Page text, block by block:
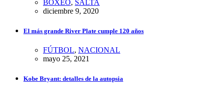
BOXEO, SALTA
diciembre 9, 2020
El más grande River Plate cumple 120 años
FÚTBOL, NACIONAL
mayo 25, 2021
Kobe Bryant: detalles de la autopsia